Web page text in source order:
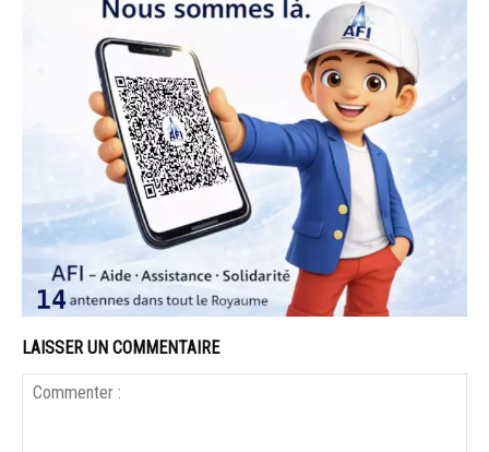
LAISSER UN COMMENTAIRE